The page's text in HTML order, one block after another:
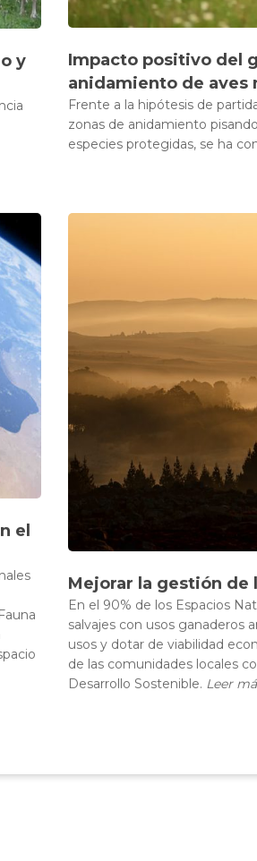
y
Impacto positivo del
anidamiento de aves
Frente a la hipótesis de
zonas de anidamiento
especies protegidas, se ha
el
Mejorar la gestión de
En el 90% de los Espacios
salvajes con usos ganaderos
usos y dotar de viabilidad
de las comunidades locales
Desarrollo Sostenible. Leer